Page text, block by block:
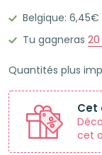
turquoise
fluo
Belgique:
Tu gagneras 20
Quantités plus
Cet
cet